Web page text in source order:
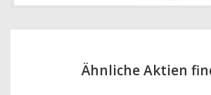
Ähnliche Aktien